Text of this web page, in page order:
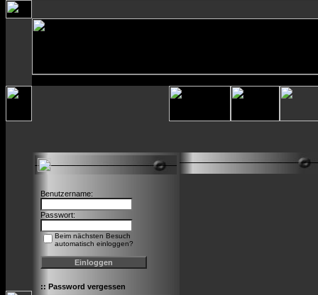
Benutzername:
Passwort:
Beim nächsten Besuch
automatisch einloggen?
:: Password vergessen